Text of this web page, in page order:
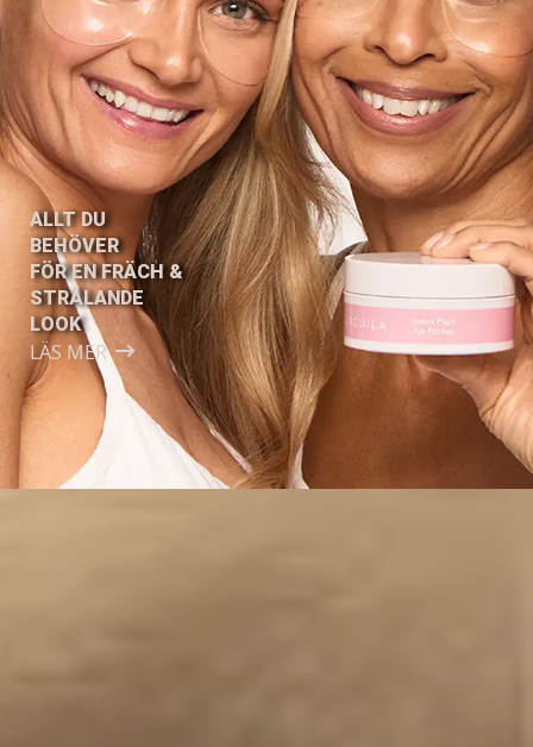
ALLT DU
BEHÖVER
FÖR EN FRÄCH &
STRÅLANDE
LOOK
LÄS MER